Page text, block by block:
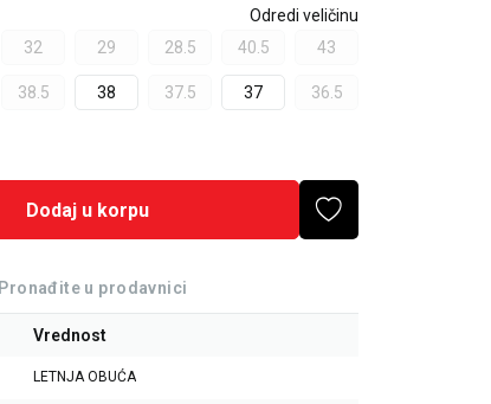
Odredi veličinu
32 29 28.5 40.5 43
38.5 38 37.5 37 36.5
Dodaj u korpu
Pronađite u prodavnici
Vrednost
LETNJA OBUĆA